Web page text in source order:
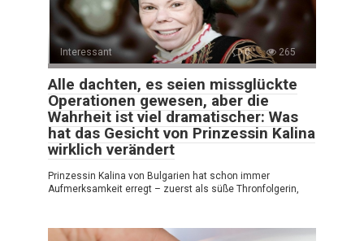
Interessant 0 265
Alle dachten, es seien missglückte
Operationen gewesen, aber die
Wahrheit ist viel dramatischer: Was
hat das Gesicht von Prinzessin Kalina
wirklich verändert
Prinzessin Kalina von Bulgarien hat schon immer
Aufmerksamkeit erregt – zuerst als süße Thronfolgerin,